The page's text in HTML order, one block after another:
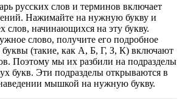
русских слов и терминов включает
Нажимайте на нужную букву и
слов, начинающихся на эту букву.
слово, получите его подробное
(такие, как А, Б, Г, З, К) включают
Поэтому мы их разбили на подразделы
букв. Эти подразделы открываются в
мышкой на нужную букву.